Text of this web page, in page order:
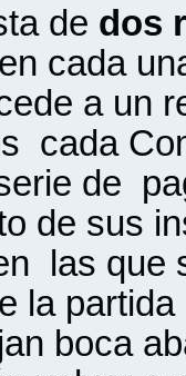
de dos
cada
a un
cada
de
de sus
las que
la
boca